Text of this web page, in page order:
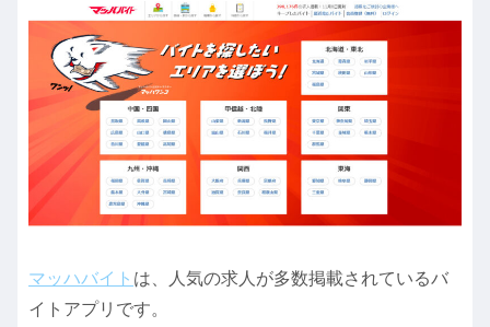
マッハバイト は、人気の求人が多数掲載されているバ
イトアプリです。